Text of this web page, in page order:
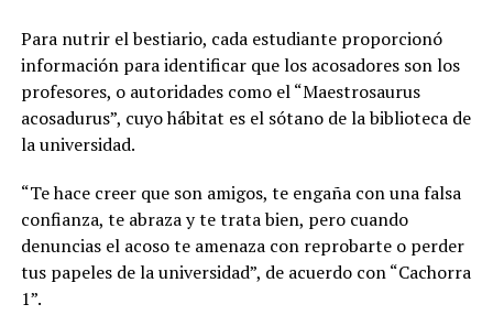
Para nutrir el bestiario, cada estudiante proporcionó
información para identificar que los acosadores son los
profesores, o autoridades como el “Maestrosaurus
acosadurus”, cuyo hábitat es el sótano de la biblioteca de
la universidad.
“Te hace creer que son amigos, te engaña con una falsa
confianza, te abraza y te trata bien, pero cuando
denuncias el acoso te amenaza con reprobarte o perder
tus papeles de la universidad”, de acuerdo con “Cachorra
1”.